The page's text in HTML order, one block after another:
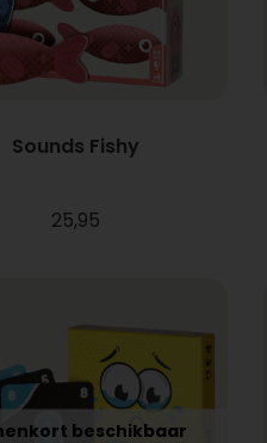
Sounds Fishy
25,95
beschikbaar